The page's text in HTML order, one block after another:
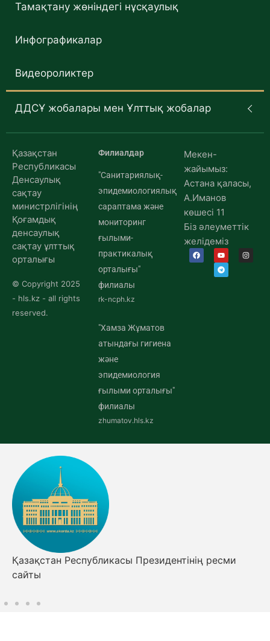
Тамақтану жөніндегі нұсқаулық
Инфографикалар
Видеороликтер
ДДСҰ жобалары мен Ұлттық жобалар
Қазақстан
Республикасы
Денсаулық
сақтау
министрлігінің
Қоғамдық
денсаулық
сақтау ұлттық
орталығы
© Copyright 2025
- hls.kz - all rights
reserved.
Филиалдар
"Санитариялық-
эпидемиологиялық
сараптама және
мониторинг
ғылыми-
практикалық
орталығы"
филиалы
rk-ncph.kz
"Хамза Жұматов
атындағы гигиена
және
эпидемиология
ғылыми орталығы"
филиалы
zhumatov.hls.kz
Мекен-
жайымыз:
Астана қаласы,
А.Иманов
көшесі 11
Біз әлеуметтік
желідеміз
Қазақстан Республикасы Президентінің ресми
сайты